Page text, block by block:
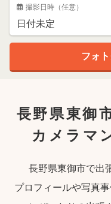
撮影日時 （任意）
長野県東御
カメラマ
長野県東御市で出
プロフィールや写真